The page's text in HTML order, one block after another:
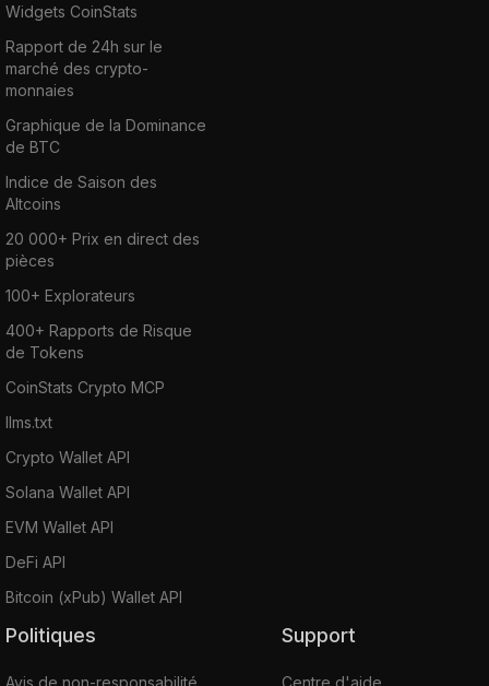
Widgets CoinStats
Rapport de 24h sur le
marché des crypto-
monnaies
Graphique de la Dominance
de BTC
Indice de Saison des
Altcoins
20 000+ Prix en direct des
pièces
100+ Explorateurs
400+ Rapports de Risque
de Tokens
CoinStats Crypto MCP
llms.txt
Crypto Wallet API
Solana Wallet API
EVM Wallet API
DeFi API
Bitcoin (xPub) Wallet API
Politiques
Avis de non-responsabilité
Support
Centre d'aide